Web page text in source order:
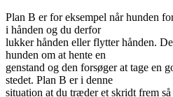
Plan B er for eksempel når hunden
i hånden og du derfor
lukker hånden eller flytter hånden.
hunden om at hente en
genstand og den forsøger at tage en
stedet. Plan B er i denne
situation at du træder et skridt frem